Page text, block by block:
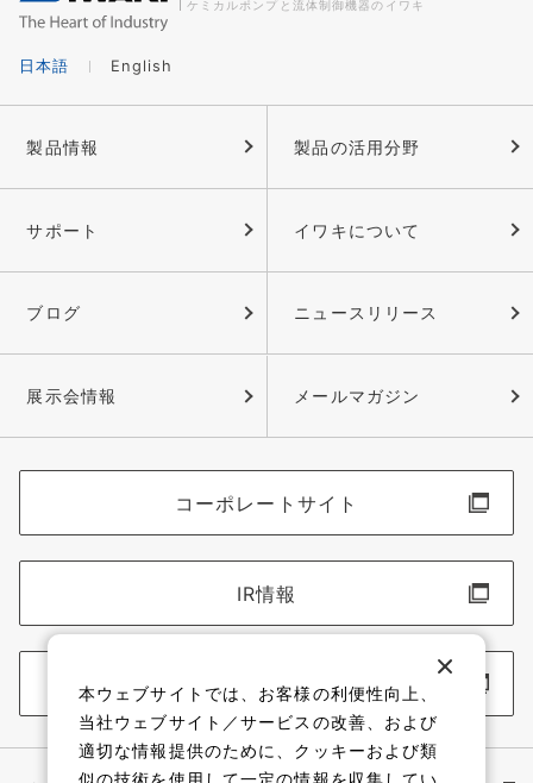
ケミカルポンプと流体制御機器のイワキ
日本語 English
製品情報 製品の活用分野
サポート イワキについて
ブログ ニュースリリース
展示会情報 メールマガジン
コーポレートサイト
IR情報
採用情報
本ウェブサイトでは、お客様の利便性向上、
当社ウェブサイト／サービスの改善、および
適切な情報提供のために、クッキーおよび類